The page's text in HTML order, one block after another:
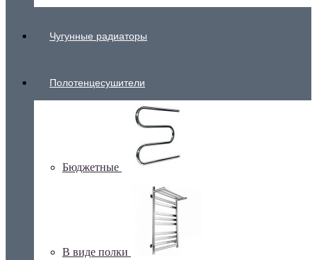
Чугунные радиаторы
Полотенцесушители
Бюджетные
В виде полки